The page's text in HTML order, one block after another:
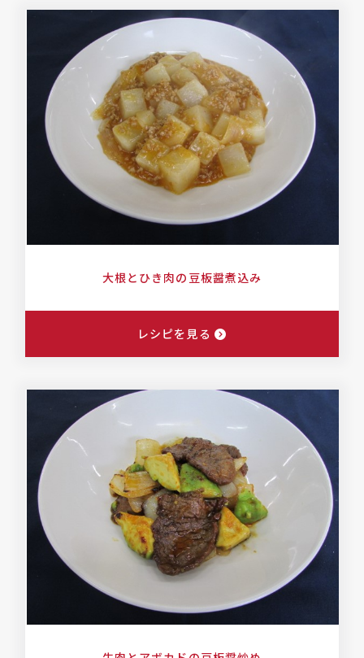
大根とひき肉の豆板醤煮込み
レシピを見る